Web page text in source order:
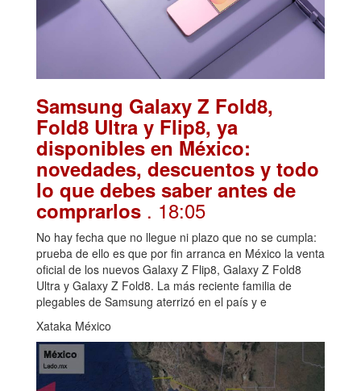
Samsung Galaxy Z Fold8,
Fold8 Ultra y Flip8, ya
disponibles en México:
novedades, descuentos y todo
lo que debes saber antes de
comprarlos . 18:05
No hay fecha que no llegue ni plazo que no se cumpla:
prueba de ello es que por fin arranca en México la venta
oficial de los nuevos Galaxy Z Flip8, Galaxy Z Fold8
Ultra y Galaxy Z Fold8. La más reciente familia de
plegables de Samsung aterrizó en el país y e
Xataka México